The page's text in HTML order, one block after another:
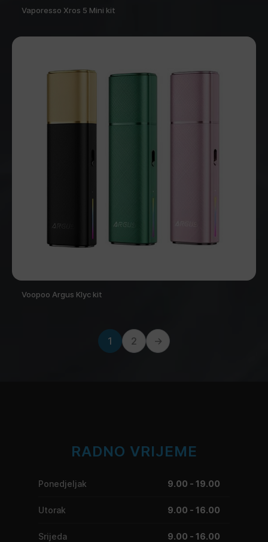
Vaporesso Xros 5 Mini kit
Voopoo Argus Klyc kit
1 2 →
RADNO VRIJEME
Ponedjeljak 9.00 - 19.00
Utorak 9.00 - 16.00
Srijeda 9.00 - 16.00